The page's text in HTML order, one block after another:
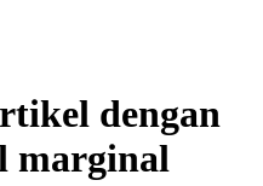
dengan
marginal